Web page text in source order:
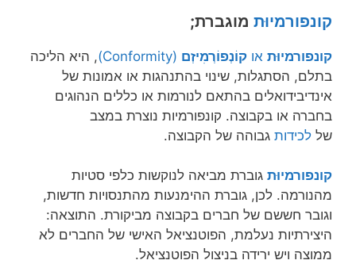
קונפורמיוּת מוגברת;
קונפורמיוּת או קוֹנְפוֹרְמִיזְם (Conformity)
, היא הליכה
בתלם, הסתגלות, שינוי בהתנהגות או אמונות של
אינדיבידואלים בהתאם לנורמות או כללים הנהוגים
בחברה או בקבוצה. קונפורמיות נוצרת במצב
של לכידות גבוהה של הקבוצה.
קונפורמיוּת גוברת מביאה לנוקשות כלפי סטיות
מהנורמה. לכן, גוברת ההימנעות מהתנסויות חדשות,
וגובר חששם של חברים בקבוצה מביקורת. התוצאה:
היצירתיות נעלמת, הפוטנציאל האישי של החברים לא
ממוצה ויש ירידה בניצול הפוטנציאל.